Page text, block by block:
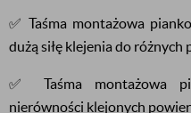
✅ Taśma montażowa
dużą siłę klejenia do różnych
✅ Taśma montażowa
nierówności klejonych